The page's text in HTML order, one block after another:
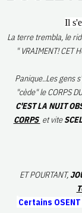
Il
La terre trembla, le
" VRAIMENT! CET
Panique..Les gens
"cède" le CORPS
C'EST LA NUIT
CORPS et vite
ET POURTANT,
Certains